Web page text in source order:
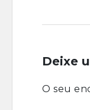
Deixe
O seu